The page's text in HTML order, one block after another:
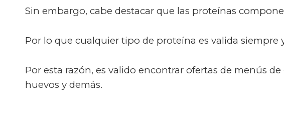
Sin embargo, cabe destacar que las proteínas
Por lo que cualquier tipo de proteína es valida
Por esta razón, es valido encontrar ofertas de menús
huevos y demás.